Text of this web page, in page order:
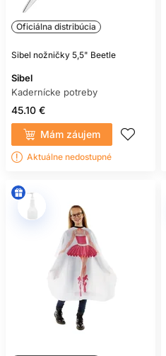
Oficiálna distribúcia
Sibel nožničky 5,5" Beetle
Sibel
Kadernícke potreby
45.10 €
Mám záujem
Aktuálne nedostupné